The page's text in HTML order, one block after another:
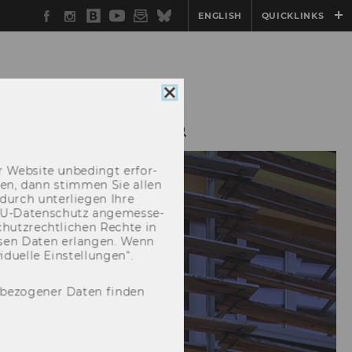
Facebook
Instagram
WU
Blog
YouTube
Newsletter
BlueskyENGLISH QUICKLINKS
Cookie
schließen
Web­site un­be­dingt er­for­
dann stim­men Sie allen
un­ter­lie­gen Ihre
​Datenschutz an­ge­mes­se­
Rech­te in
Daten er­lan­gen. Wenn
Ein­stel­lun­gen“.
Daten finden